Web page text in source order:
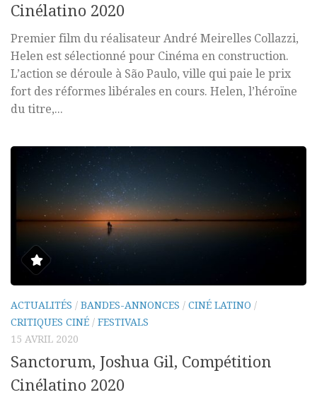
Cinélatino 2020
Premier film du réalisateur André Meirelles Collazzi,
Helen est sélectionné pour Cinéma en construction.
L’action se déroule à São Paulo, ville qui paie le prix
fort des réformes libérales en cours. Helen, l’héroïne
du titre,...
ACTUALITÉS / BANDES-ANNONCES / CINÉ LATINO /
CRITIQUES CINÉ / FESTIVALS
15 AVRIL 2020
Sanctorum, Joshua Gil, Compétition
Cinélatino 2020